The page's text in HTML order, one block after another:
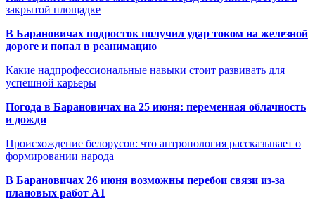
закрытой площадке
В Барановичах подросток получил удар током на железной
дороге и попал в реанимацию
Какие надпрофессиональные навыки стоит развивать для
успешной карьеры
Погода в Барановичах на 25 июня: переменная облачность
и дожди
Происхождение белорусов: что антропология рассказывает о
формировании народа
В Барановичах 26 июня возможны перебои связи из-за
плановых работ A1